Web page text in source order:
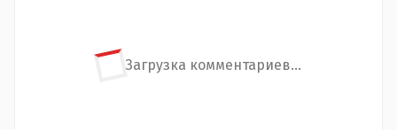
Загрузка комментариев...